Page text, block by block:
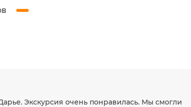
Экскурсия очень понравилась. Мы смогли